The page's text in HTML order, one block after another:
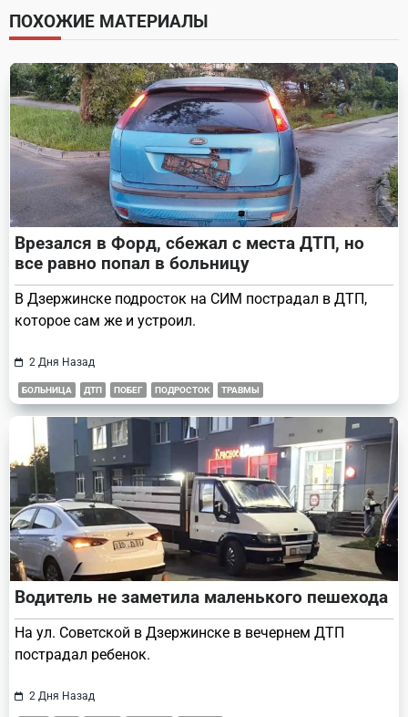
screen-
reader-
text">Page</span>
ПОХОЖИЕ МАТЕРИАЛЫ
Врезался в Форд, сбежал с места ДТП, но
все равно попал в больницу
В Дзержинске подросток на СИМ пострадал в ДТП,
которое сам же и устроил.
2 Дня Назад
БОЛЬНИЦА ДТП ПОБЕГ ПОДРОСТОК ТРАВМЫ
Водитель не заметила маленького пешехода
На ул. Советской в Дзержинске в вечернем ДТП
пострадал ребенок.
2 Дня Назад